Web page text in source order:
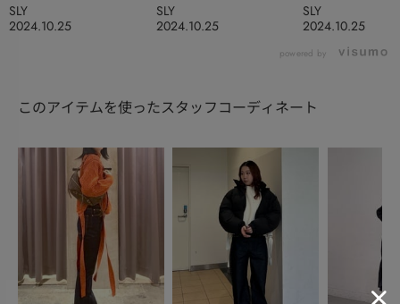
2024.10.25
SLY
2024.10.25
SLY
2024.10.25
SLY
powered by
このアイテムを使ったスタッフコーディネート